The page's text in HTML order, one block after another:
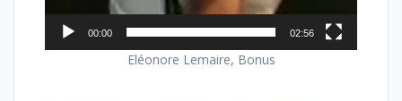
00:00 02:56
Eléonore Lemaire, Bonus